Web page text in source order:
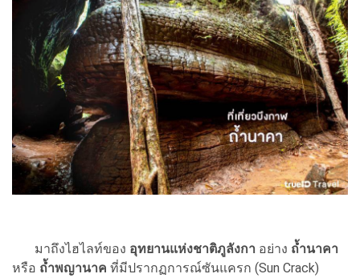
มาถึงไฮไลท์ของ อุทยานแห่งชาติภูลังกา อย่าง ถ้ำนาคา
หรือ ถ้ำพญานาค ที่มีปรากฏการณ์ซันแครก (Sun Crack)